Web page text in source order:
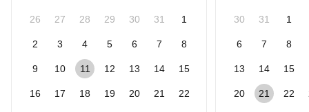
26 27 28 29 30 31 1
2 3 4 5 6 7 8
9 10 11 12 13 14 15
16 17 18 19 20 21 22
30 31 1
6 7 8
13 14 15
20 21 22